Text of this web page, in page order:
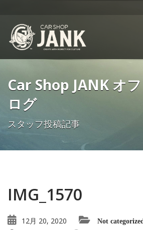
Car Shop JANK オ
ログ
スタッフ投稿記事
IMG_1570
12月 20, 2020 Not categorized